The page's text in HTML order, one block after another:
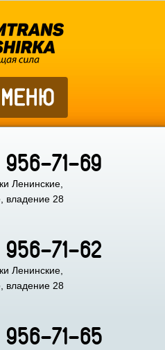
71-69
Ленинские,
владение 28
71-62
Ленинские,
владение 28
71-65